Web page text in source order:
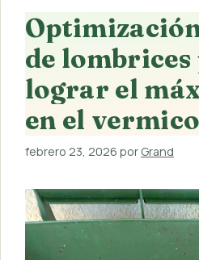
de lombrices
lograr el
en el
febrero 23, 2026 por Grand